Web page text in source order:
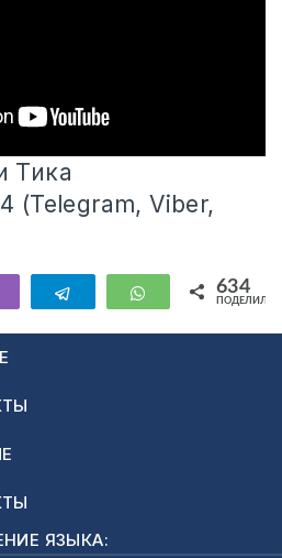
Тика
(Telegram, Viber,
Telegram WhatsApp
634
ЯЗЫКА: